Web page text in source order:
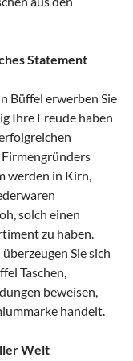
Statement
Büffel erwerben Sie
Ihre Freude haben
werden in Kirn,
solch einen
zu haben.
Sie sich
Taschen,
beweisen,
handelt.
Welt